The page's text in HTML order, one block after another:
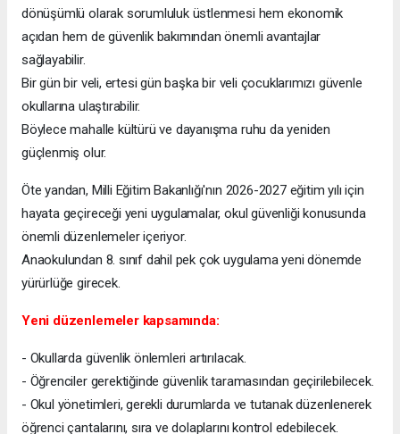
dönüşümlü olarak sorumluluk üstlenmesi hem ekonomik
açıdan hem de güvenlik bakımından önemli avantajlar
sağlayabilir.
Bir gün bir veli, ertesi gün başka bir veli çocuklarımızı güvenle
okullarına ulaştırabilir.
Böylece mahalle kültürü ve dayanışma ruhu da yeniden
güçlenmiş olur.
Öte yandan, Milli Eğitim Bakanlığı'nın 2026-2027 eğitim yılı için
hayata geçireceği yeni uygulamalar, okul güvenliği konusunda
önemli düzenlemeler içeriyor.
Anaokulundan 8. sınıf dahil pek çok uygulama yeni dönemde
yürürlüğe girecek.
Yeni düzenlemeler kapsamında:
- Okullarda güvenlik önlemleri artırılacak.
- Öğrenciler gerektiğinde güvenlik taramasından geçirilebilecek.
- Okul yönetimleri, gerekli durumlarda ve tutanak düzenlenerek
öğrenci çantalarını, sıra ve dolaplarını kontrol edebilecek.